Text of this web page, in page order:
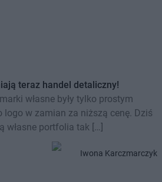
teraz handel detaliczny!
własne były tylko prostym
logo w zamian za niższą cenę. Dziś
własne portfolia tak […]
Iwona Karczmarczyk